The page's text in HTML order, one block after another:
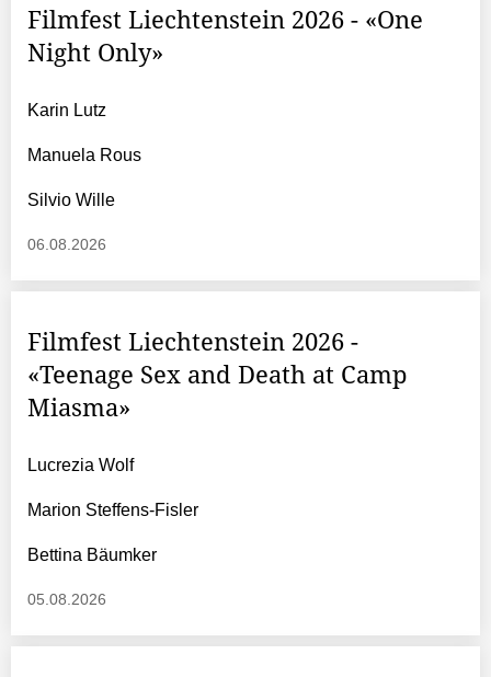
Filmfest Liechtenstein 2026 - «One
Night Only»
Karin Lutz
Manuela Rous
Silvio Wille
06.08.2026
Filmfest Liechtenstein 2026 -
«Teenage Sex and Death at Camp
Miasma»
Lucrezia Wolf
Marion Steffens-Fisler
Bettina Bäumker
05.08.2026